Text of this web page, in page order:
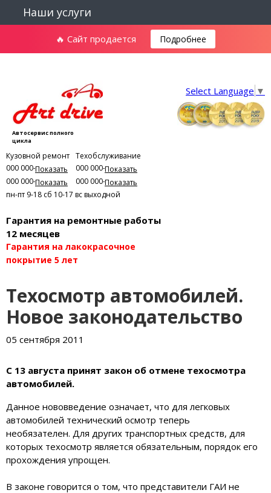
🔥 Сайт продается Подробнее
Наши услуги
Select Language ▼
Автосервис полного
цикла
Кузовной ремонт
000 000-00-01
Показать
000 000-00-02
Показать
Техобслуживание
000 000-00-03
Показать
000 000-00-04
Показать
пн-пт 9-18 сб 10-17 вс выходной
Гарантия на ремонтные работы
12 месяцев
Гарантия на лакокрасочное
покрытие 5 лет
Техосмотр автомобилей.
Новое законодательство
05 сентября 2011
С 13 августа принят закон об отмене техосмотра
автомобилей.
Данное нововведение означает, что для легковых
автомобилей технический осмотр теперь
необязателен. Для других транспортных средств, для
которых техосмотр является обязательным, порядок его
прохождения упрощен.
В законе говорится о том, что представители ГАИ не